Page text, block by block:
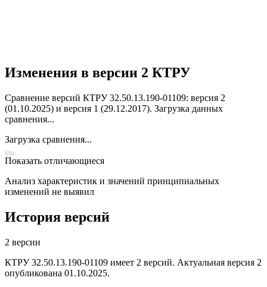
Изменения в версии 2 КТРУ
Сравнение версий КТРУ 32.50.13.190-01109: версия 2
(01.10.2025) и версия 1 (29.12.2017). Загрузка данных
сравнения...
Загрузка сравнения...
Показать отличающиеся
Анализ характеристик и значений принципиальных
изменений не выявил
История версий
2 версии
КТРУ 32.50.13.190-01109 имеет 2 версий. Актуальная версия 2
опубликована 01.10.2025.